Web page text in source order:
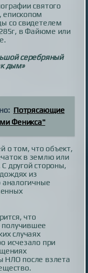
святого
епископом
со свидетелем
в Файюме или
серебряный
дым»
Потрясающие
Феникса"
о том, что объект,
в землю или
другой стороны,
из
аналогичные
что
случаях
исчезало при
НЛО после взлета